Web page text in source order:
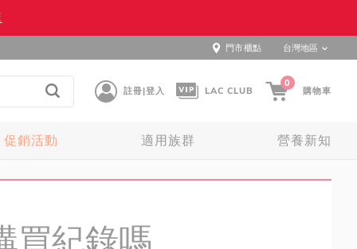
門市櫃點 台灣地區
註冊|登入 LAC CLUB
0
購物車
促銷活動 適用族群 營養新知